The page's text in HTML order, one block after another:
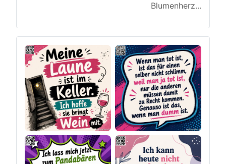
Blumenherz...